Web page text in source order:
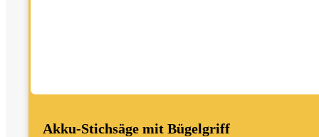
Akku-Stichsäge mit Bügelgriff